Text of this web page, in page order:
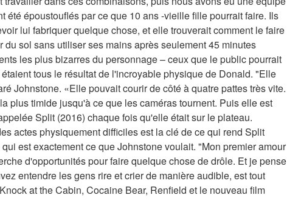
été époustouflés par ce que 10 ans -vieille fille pourrait faire. Ils
lui fabriquer quelque chose, et elle trouverait comment le faire
sol sans utiliser ses mains après seulement 45 minutes
les plus bizarres du personnage – ceux que le public pourrait
tous le résultat de l'incroyable physique de Donald. "Elle
Johnstone. «Elle pouvait courir de côté à quatre pattes très vite.
plus timide jusqu'à ce que les caméras tournent. Puis elle est
Split (2016) chaque fois qu'elle était sur le plateau.
actes physiquement difficiles est la clé de ce qui rend Split
est exactement ce que Johnstone voulait. "Mon premier amour
d'opportunités pour faire quelque chose de drôle. Et je pense
entendre les gens rire et crier de manière audible, est tout
at the Cabin, Cocaine Bear, Renfield et le nouveau film